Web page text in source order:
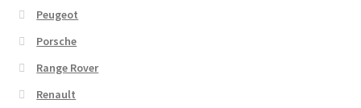
Peugeot
Porsche
Range Rover
Renault